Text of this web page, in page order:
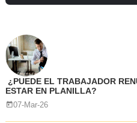
¿PUEDE EL TRABAJADOR
ESTAR EN PLANILLA?
07-Mar-26